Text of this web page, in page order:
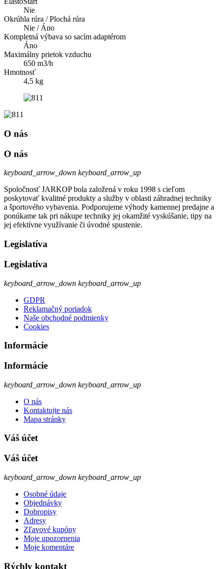
Nie
Okrúhla rúra / Plochá rúra
Nie / Áno
Kompletná výbava so sacím adaptérom
Áno
Maximálny prietok vzduchu
650 m3/h
Hmotnosť
4,5 kg
O nás
O nás
keyboard_arrow_down keyboard_arrow_up
Spoločnosť JARKOP bola založená v roku 1998 s cieľom
poskytovať kvalitné produkty a služby v oblasti záhradnej techniky
a športového vybavenia. Podporujeme výhody kamennej predajne a
ponúkame tak pri nákupe techniky jej okamžité vyskúšanie, tipy na
jej efektívne využívanie či úvodné spustenie.
Legislatíva
Legislatíva
keyboard_arrow_down keyboard_arrow_up
GDPR
Reklamačný poriadok
Naše obchodné podmienky
Cookies
Informácie
Informácie
keyboard_arrow_down keyboard_arrow_up
O nás
Kontaktujte nás
Mapa stránky
Váš účet
Váš účet
keyboard_arrow_down keyboard_arrow_up
Osobné údaje
Objednávky
Dobropisy
Adresy
Zľavové kupóny
Moje upozornenia
Moje komentáre
Rýchly kontakt